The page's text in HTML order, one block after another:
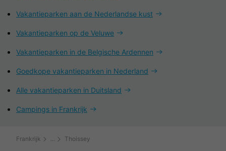
Vakantieparken aan de Nederlandse kust
Vakantieparken op de Veluwe
Vakantieparken in de Belgische Ardennen
Goedkope vakantieparken in Nederland
Alle vakantieparken in Duitsland
Campings in Frankrijk
Frankrijk Thoissey